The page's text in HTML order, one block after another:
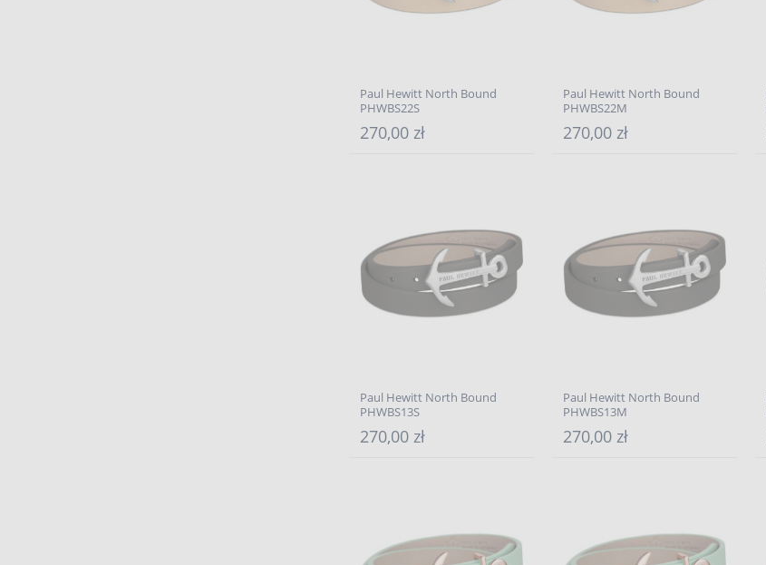
Paul Hewitt North Bound
PHWBS22S
270,00 zł
Paul Hewitt North Bound
PHWBS22M
270,00 zł
Paul Hewitt North Bound
PHWBS13S
270,00 zł
Paul Hewitt North Bound
PHWBS13M
270,00 zł